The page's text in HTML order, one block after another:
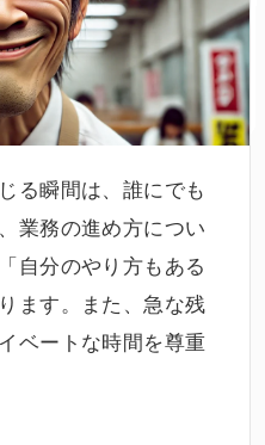
る瞬間は、誰にでも
業務の進め方につい
自分のやり方もある
ます。また、急な残
ベートな時間を尊重